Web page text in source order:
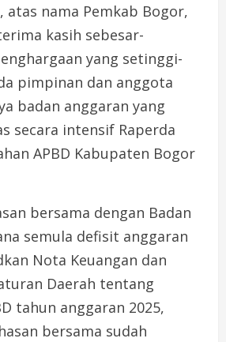
atas nama Pemkab Bogor,
kasih sebesar-
yang setinggi-
pimpinan dan anggota
badan anggaran yang
secara intensif Raperda
APBD Kabupaten Bogor
bersama dengan Badan
semula defisit anggaran
Nota Keuangan dan
Daerah tentang
tahun anggaran 2025,
bersama sudah